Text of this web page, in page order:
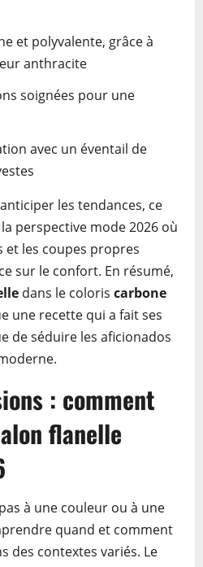
et polyvalente, grâce à
anthracite
soignées pour une
avec un éventail de
les tendances, ce
perspective mode 2026 où
et les coupes propres
sur le confort. En résumé,
dans le coloris carbone
une recette qui a fait ses
de séduire les aficionados
: comment
flanelle
à une couleur ou à une
quand et comment
des contextes variés. Le